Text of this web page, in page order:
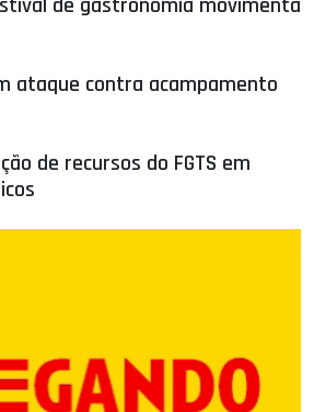
ataque contra acampamento
de recursos do FGTS em